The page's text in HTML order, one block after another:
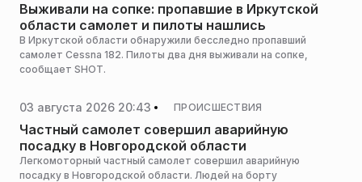
Выживали на сопке: пропавшие в Иркутской
области самолет и пилоты нашлись
В Иркутской области обнаружили бесследно пропавший
самолет Cessna 182. Пилоты два дня выживали на сопке,
сообщает SHOT.
03 августа 2026 20:43 ПРОИСШЕСТВИЯ
Частный самолет совершил аварийную
посадку в Новгородской области
Легкомоторный частный самолет совершил аварийную
посадку в Новгородской области. Людей на борту